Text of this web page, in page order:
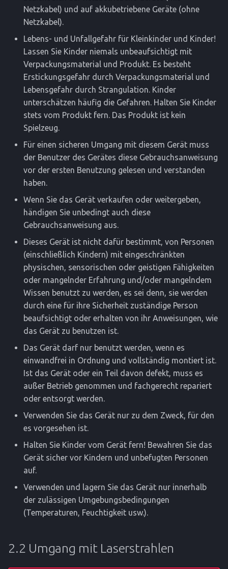
Netzkabel) und auf akkubetriebene Geräte (ohne
Netzkabel).
Lebens- und Unfallgefahr für Kleinkinder und Kinder!
Lassen Sie Kinder niemals unbeaufsichtigt mit
Verpackungsmaterial und Produkt. Es besteht
Erstickungsgefahr durch Verpackungsmaterial und
Lebensgefahr durch Strangulation. Kinder
unterschätzen häufig die Gefahren. Halten Sie Kinder
stets vom Produkt fern. Das Produkt ist kein
Spielzeug.
Für einen sicheren Umgang mit diesem Gerät muss
der Benutzer des Gerätes diese Gebrauchsanweisung
vor der ersten Benutzung gelesen und verstanden
haben.
Wenn Sie das Gerät verkaufen oder weitergeben,
händigen Sie unbedingt auch diese
Gebrauchsanweisung aus.
Dieses Gerät ist nicht dafür bestimmt, von Personen
(einschließlich Kindern) mit eingeschränkten
physischen, sensorischen oder geistigen Fähigkeiten
oder mangelnder Erfahrung und/oder mangelndem
Wissen benutzt zu werden, es sei denn, sie werden
durch eine für ihre Sicherheit zuständige Person
beaufsichtigt oder erhalten von ihr Anweisungen, wie
das Gerät zu benutzen ist.
Das Gerät darf nur benutzt werden, wenn es
einwandfrei in Ordnung und vollständig montiert ist.
Ist das Gerät oder ein Teil davon defekt, muss es
außer Betrieb genommen und fachgerecht repariert
oder entsorgt werden.
Verwenden Sie das Gerät nur zu dem Zweck, für den
es vorgesehen ist.
Halten Sie Kinder vom Gerät fern! Bewahren Sie das
Gerät sicher vor Kindern und unbefugten Personen
auf.
Verwenden und lagern Sie das Gerät nur innerhalb
der zulässigen Umgebungsbedingungen
(Temperaturen, Feuchtigkeit usw.).
2.2 Umgang mit Laserstrahlen